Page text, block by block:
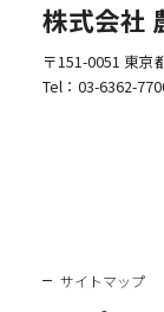
株式会社
〒151-0051 東京
Tel： 03-6362-
サイトマップ